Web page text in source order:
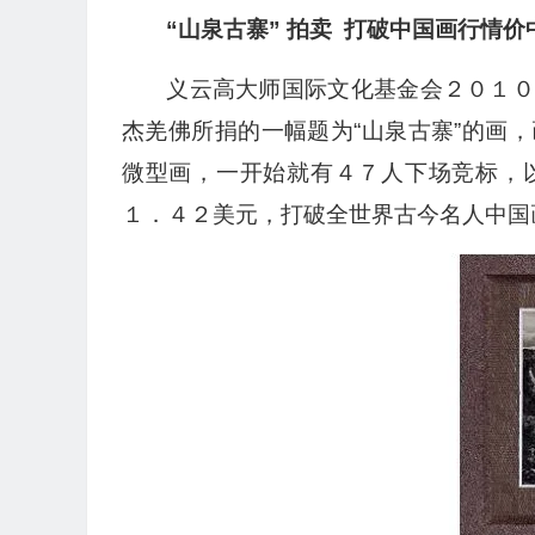
“山泉古寨” 拍卖 打破中国画行情价
义云高大师国际文化基金会２０１
杰羌佛所捐的一幅题为“山泉古寨”的画
微型画，一开始就有４７人下场竞标
１．４２美元，打破全世界古今名人中